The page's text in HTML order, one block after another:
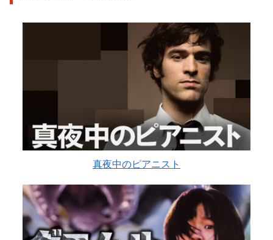
真夜中のピアニスト